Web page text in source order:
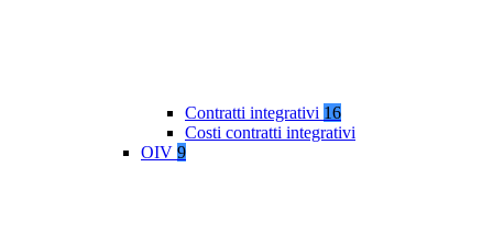
Contratti integrativi 16
Costi contratti integrativi
OIV 9